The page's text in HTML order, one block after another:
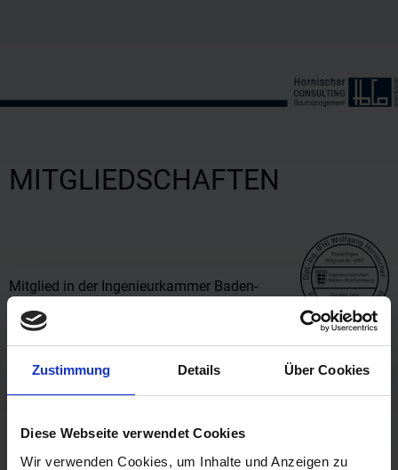
Zustimmung Details Über Cookies
Diese Webseite verwendet Cookies
Wir verwenden Cookies, um Inhalte und Anzeigen zu
MITGLIEDSCHAFTEN
Mitglied in der Ingenieurkammer Baden-
Württemberg
Mitglied bei der Industrie- und
Handelskammer (IHK) Region Stuttgart
Region Stuttgart